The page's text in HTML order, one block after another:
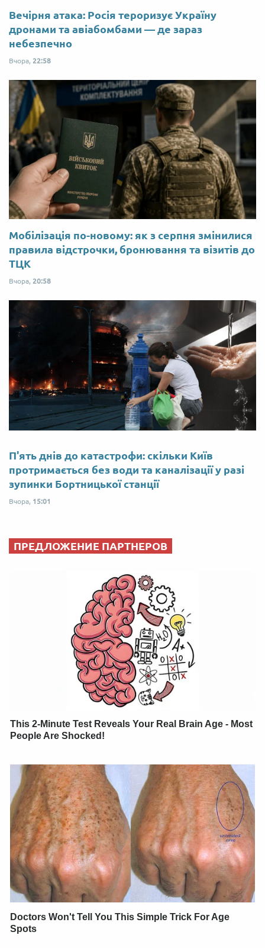
Вечірня атака: Росія тероризує Україну
дронами та авіабомбами — де зараз
небезпечно
Вчора, 22:58
Мобілізація по-новому: як з серпня змінилися
правила відстрочки, бронювання та візитів до
ТЦК
Вчора, 20:58
П'ять днів до катастрофи: скільки Київ
протримається без води та каналізації у разі
зупинки Бортницької станції
Вчора, 15:01
ПРЕДЛОЖЕНИЕ ПАРТНЕРОВ
This 2-Minute Test Reveals Your Real Brain Age - Most
People Are Shocked!
Doctors Won't Tell You This Simple Trick For Age
Spots